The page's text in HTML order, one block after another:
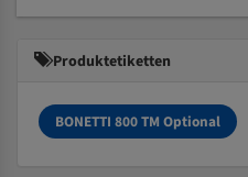
Produktetiketten
BONETTI 800 TM Optional